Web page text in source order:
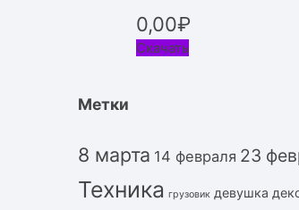
0,00₽
Скачать
Метки
8 марта 14 февраля 23
Техника грузовик девушка